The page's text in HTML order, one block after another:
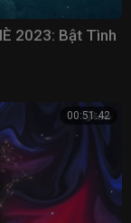
2023: Bật Tình
00:51:42